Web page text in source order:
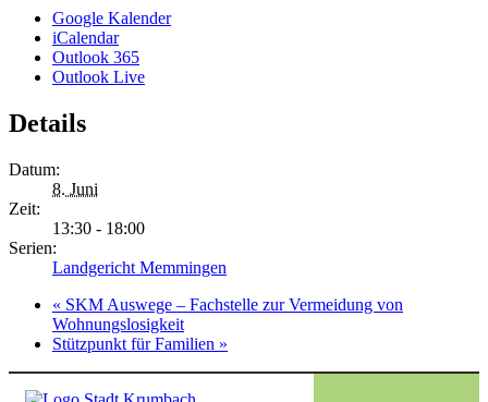
Google Kalender
iCalendar
Outlook 365
Outlook Live
Details
Datum:
8. Juni
Zeit:
13:30 - 18:00
Serien:
Landgericht Memmingen
« SKM Auswege – Fachstelle zur Vermeidung von
Wohnungslosigkeit
Stützpunkt für Familien »